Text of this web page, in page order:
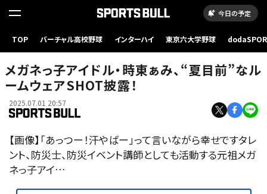
今日の予定
TOP バーチャル高校野球 インターハイ 東京六大学野球
メガネっ子アイドル・時東ぁみ、“夏目前”なル
ームウェアSHOT披露！
2025.07.01 20:57
【画像】「あっつー！汗やばー」って言いながら幸せですタレ
ント、防災士、防災イベント講師としても活動する元祖メガ
ネっ子アイ…